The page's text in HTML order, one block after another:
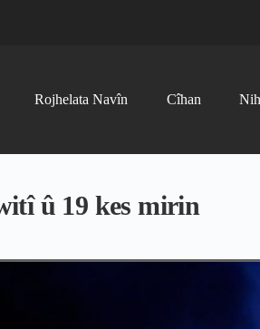
Rojhelata Navîn Cîhan
û 19 kes mirin